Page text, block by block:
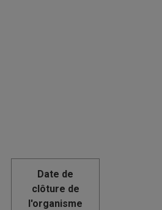
Date de
clôture de
l'organisme